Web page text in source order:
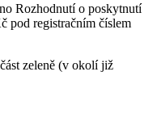
Rozhodnutí o poskytnutí
pod registračním číslem
zeleně (v okolí již